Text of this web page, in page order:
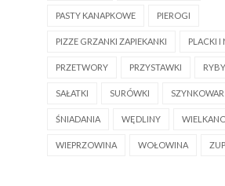
PASTY KANAPKOWE PIEROGI
PIZZE GRZANKI ZAPIEKANKI PLACKI I
PRZETWORY PRZYSTAWKI RYBY
SAŁATKI SURÓWKI SZYNKOWAR
ŚNIADANIA WĘDLINY
WIEPRZOWINA WOŁOWINA